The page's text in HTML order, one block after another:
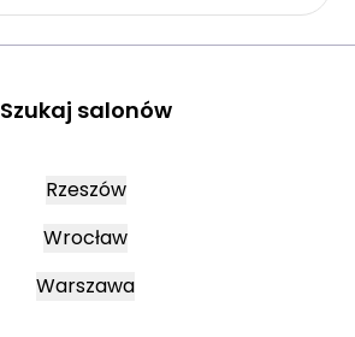
Szukaj salonów
Rzeszów
Wrocław
Warszawa